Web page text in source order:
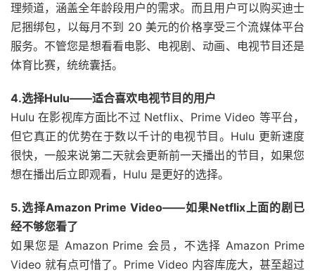
理频道，涵盖全年龄段用户的需求。而且用户可以购买迪士
尼捆绑包，以每月不到 20 美元的价格享受三个流媒体平台
服务。不管您是想看看电影、电视剧、动画、电视节目还是
体育比赛，统统囊括。
4.选择Hulu——适合喜欢电视节目的用户
Hulu 在影视库方面比不过 Netflix、Prime Video 等平台，
但它真正的优势在于数以千计的电视节目。Hulu 更新速度
很快，一般来说第二天就会更新前一天播出的节目，如果您
想在播出后立即观看，Hulu 是更好的选择。
5.选择Amazon Prime Video——如果Netflix上面的剧已
经不够您看了
如果您是 Amazon Prime 会员，不选择 Amazon Prime
Video 就有点可惜了。Prime Video 内容库庞大，甚至超过